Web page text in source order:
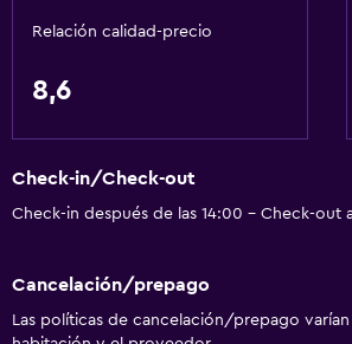
Relación calidad-precio
8,6
Check-in/Check-out
Check-in después de las 14:00 - Check-out
Cancelación/prepago
Las políticas de cancelación/prepago